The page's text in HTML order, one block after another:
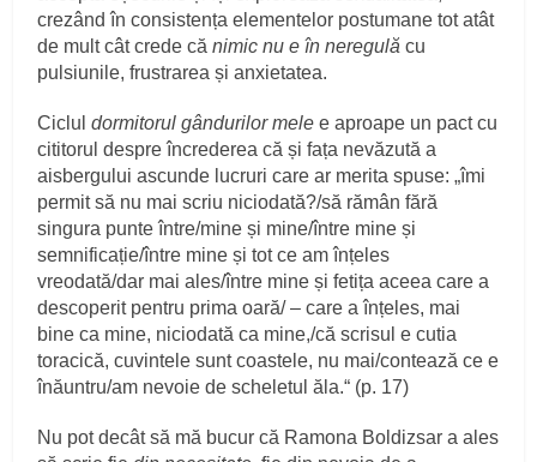
crezând în consistența elementelor postumane tot atât
de mult cât crede cănimic nu e în neregulăcu
pulsiunile, frustrarea și anxietatea.
Cicluldormitorul gândurilor melee aproape un pact cu
cititorul despre încrederea că și fața nevăzută a
aisbergului ascunde lucruri care ar merita spuse: „îmi
permit să nu mai scriu niciodată?/să rămân fără
singura punte între/mine și mine/între mine și
semnificație/între mine și tot ce am înțeles
vreodată/dar mai ales/între mine și fetița aceea care a
descoperit pentru prima oară/ – care a înțeles, mai
bine ca mine, niciodată ca mine,/că scrisul e cutia
toracică, cuvintele sunt coastele, nu mai/contează ce e
înăuntru/am nevoie de scheletul ăla.“ (p. 17)
Nu pot decât să mă bucur că Ramona Boldizsar a ales